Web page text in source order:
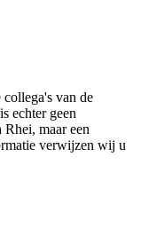
van de
echter geen
maar een
verwijzen wij u